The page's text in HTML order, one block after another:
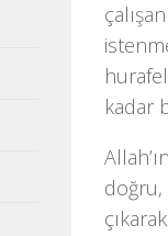
kadar
doğru,